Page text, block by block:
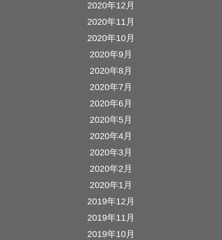
2020年12月
2020年11月
2020年10月
2020年9月
2020年8月
2020年7月
2020年6月
2020年5月
2020年4月
2020年3月
2020年2月
2020年1月
2019年12月
2019年11月
2019年10月